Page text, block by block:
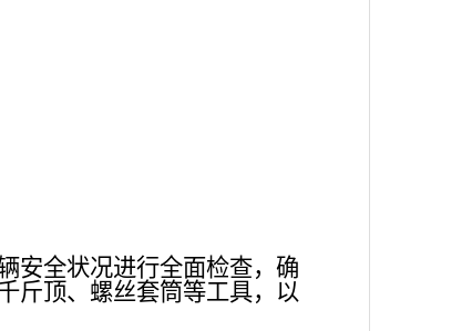
安全状况进行全面检查，确
斤顶、螺丝套筒等工具，以